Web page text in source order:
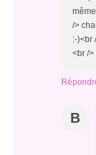
/>
:-)<br
<br />
B